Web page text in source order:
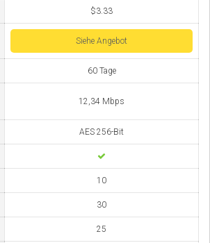
$3.33
Siehe Angebot
60 Tage
12,34 Mbps
AES 256-Bit
10
30
25